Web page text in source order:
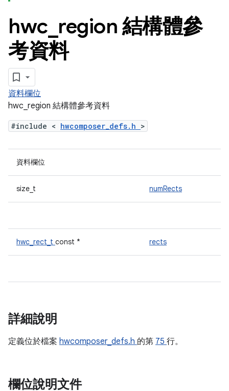
hwc region 結構體參
考資料
資料欄位
hwc_region 結構體參考資料
#include < hwcomposer_defs.h >
資料欄位
size_t numRects
hwc_rect_t const * rects
詳細說明
定義位於檔案 hwcomposer_defs.h 的第 75 行。
欄位說明文件